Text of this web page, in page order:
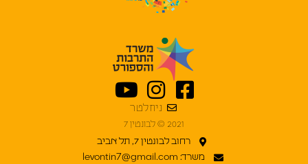
רחוב לבונטין 7, תל אביב
משרד: levontin7@gmail.com
ניוזלטר
2021 © לבונטין 7